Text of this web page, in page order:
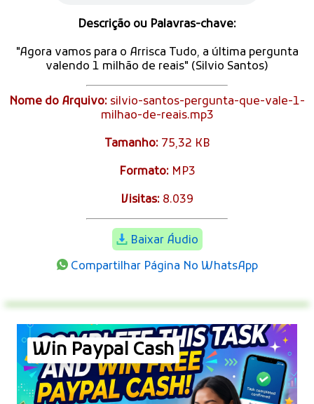
Descrição ou Palavras-chave:
"Agora vamos para o Arrisca Tudo, a última pergunta
valendo 1 milhão de reais" (Silvio Santos)
Nome do Arquivo: silvio-santos-pergunta-que-vale-1-
milhao-de-reais.mp3
Tamanho:75,32 KB
Formato:MP3
Visitas:8.039
Baixar Áudio
Compartilhar Página No WhatsApp
Win Paypal Cash